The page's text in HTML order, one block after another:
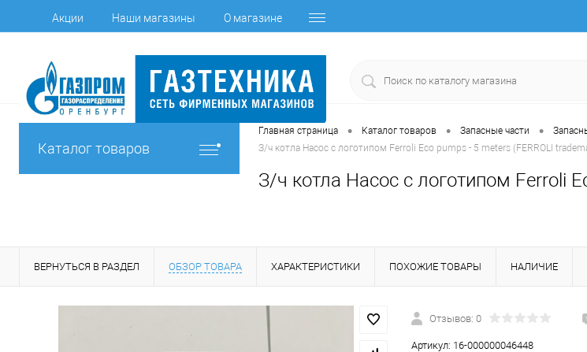
Акции Наши магазины О магазине
Каталог товаров
Главная страница • Каталог товаров • Запасные части •
З/ч котла Насос с логотипом Ferroli Eco pumps - 5 meters (FERROLI
З/ч котла Насос с логотипом Ferroli
ВЕРНУТЬСЯ В РАЗДЕЛ ОБЗОР ТОВАРА ХАРАКТЕРИСТИКИ ПОХОЖИЕ ТОВАРЫ НАЛИЧИЕ
Отзывов: 0
Артикул: 16-000000046448